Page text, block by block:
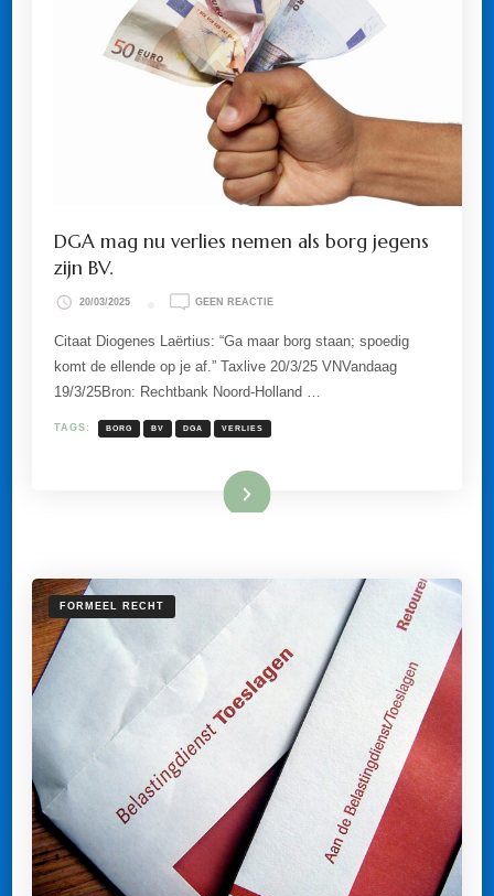
DGA mag nu verlies nemen als borg jegens
zijn BV.
20/03/2025 GEEN REACTIEOP
MAG
VERLIES
ALS
Citaat Diogenes Laërtius: “Ga maar borg staan; spoedig
komt de ellende op je af.” Taxlive 20/3/25 VNVandaag
19/3/25Bron: Rechtbank Noord-Holland …
TAGS: BORG BV DGA VERLIES
Lees meer
FORMEEL RECHT